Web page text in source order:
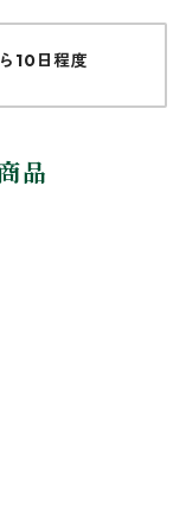
10日程度
品